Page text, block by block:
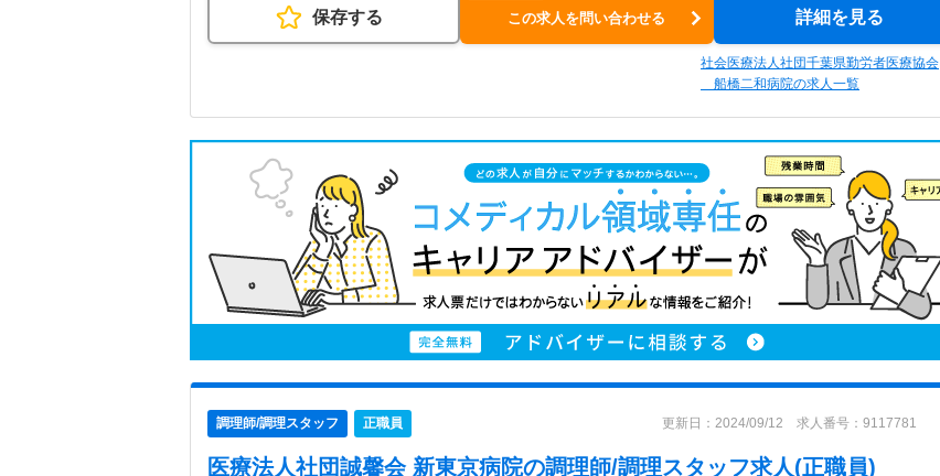
保存する この求人を問い合わせる 詳細を見る
社会医療法人社団千葉県勤労者医療協会
船橋二和病院の求人一覧
調理師/調理スタッフ 正職員 更新日：2024/09/12 求人番号：9117781
医療法人社団誠馨会 新東京病院の調理師/調理スタッフ求人(正職員)